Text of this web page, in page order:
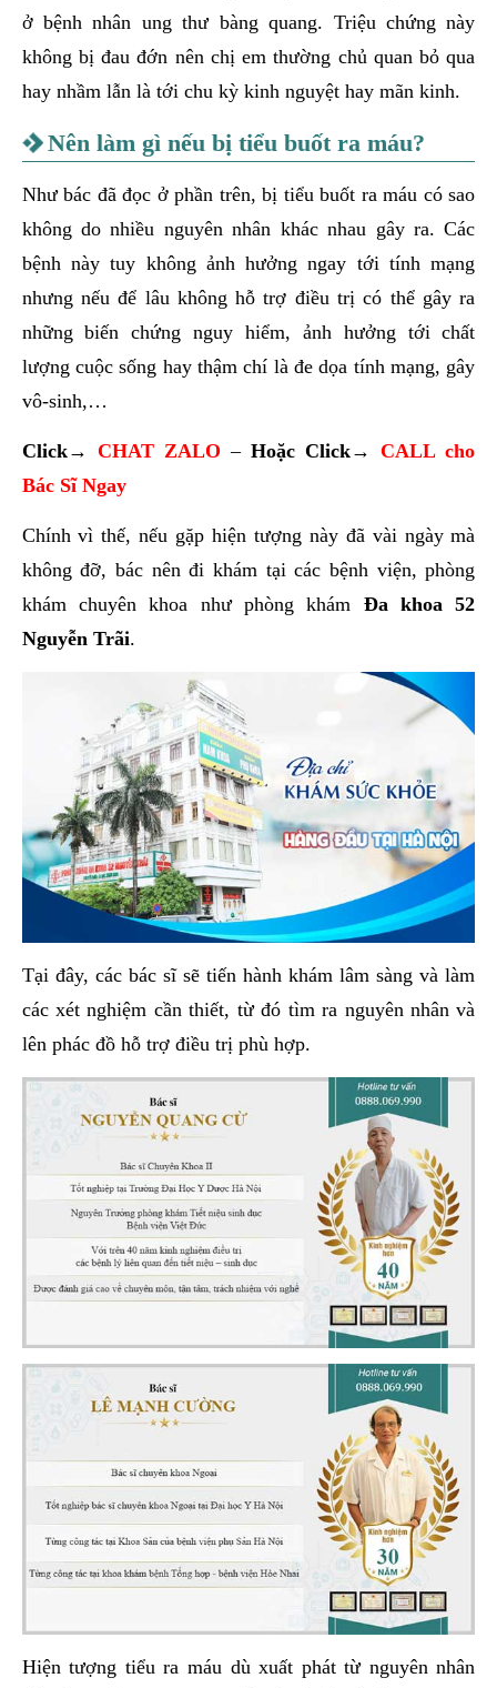
ở bệnh nhân ung thư bàng quang. Triệu chứng này
không bị đau đớn nên chị em thường chủ quan bỏ qua
hay nhầm lẫn là tới chu kỳ kinh nguyệt hay mãn kinh.
Nên làm gì nếu bị tiểu buốt ra máu?
Như bác đã đọc ở phần trên, bị tiểu buốt ra máu có sao
không do nhiều nguyên nhân khác nhau gây ra. Các
bệnh này tuy không ảnh hưởng ngay tới tính mạng
nhưng nếu để lâu không hỗ trợ điều trị có thể gây ra
những biến chứng nguy hiểm, ảnh hưởng tới chất
lượng cuộc sống hay thậm chí là đe dọa tính mạng, gây
vô-sinh,…
Click→ CHAT ZALO –Hoặc Click→
CALL cho
Bác Sĩ Ngay
Chính vì thế, nếu gặp hiện tượng này đã vài ngày mà
không đỡ, bác nên đi khám tại các bệnh viện, phòng
khám chuyên khoa như phòng khám Đa khoa 52
Nguyễn Trãi.
Tại đây, các bác sĩ sẽ tiến hành khám lâm sàng và làm
các xét nghiệm cần thiết, từ đó tìm ra nguyên nhân và
lên phác đồ hỗ trợ điều trị phù hợp.
Hiện tượng tiểu ra máu dù xuất phát từ nguyên nhân